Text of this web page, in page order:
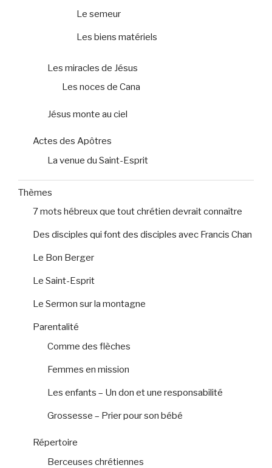
Le semeur
Les biens matériels
Les miracles de Jésus
Les noces de Cana
Jésus monte au ciel
Actes des Apôtres
La venue du Saint-Esprit
Thèmes
7 mots hébreux que tout chrétien devrait connaître
Des disciples qui font des disciples avec Francis Chan
Le Bon Berger
Le Saint-Esprit
Le Sermon sur la montagne
Parentalité
Comme des flèches
Femmes en mission
Les enfants – Un don et une responsabilité
Grossesse – Prier pour son bébé
Répertoire
Berceuses chrétiennes